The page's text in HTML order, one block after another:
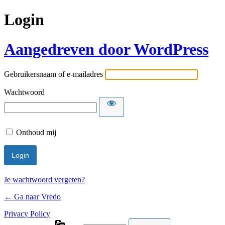
Login
Aangedreven door WordPress
Gebruikersnaam of e-mailadres
Wachtwoord
Onthoud mij
Je wachtwoord vergeten?
← Ga naar Vredo
Privacy Policy